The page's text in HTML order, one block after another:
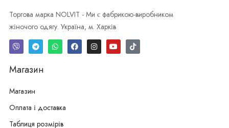
Торгова марка NOLVIT - Ми є фабрикою-виробником
жіночого одягу. Україна, м. Харків
Магазин
Магазин
Оплата і доставка
Таблиця розмірів